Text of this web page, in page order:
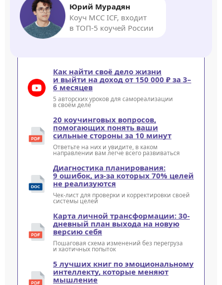
Юрий Мурадян
Коуч MCC ICF, входит
в ТОП-5 коучей России
Как найти своё дело жизни
и выйти на доход от 150 000 ₽ за 3–
6 месяцев
5 авторских уроков для самореализации
в своём деле
20 коучинговых вопросов,
помогающих понять ваши
сильные стороны за 10 минут
Ответьте на них и увидите, в каком
направлении вам легче всего развиваться
Диагностика планирования:
9 ошибок, из-за которых 70% целей
не реализуются
Чек-лист для проверки и корректировки своей
системы целей
Карта личной трансформации: 30-
дневный план выхода на новую
версию себя
Пошаговая схема изменений без перегруза
и хаотичных попыток
5 лучших книг по эмоциональному
интеллекту, которые меняют
мышление